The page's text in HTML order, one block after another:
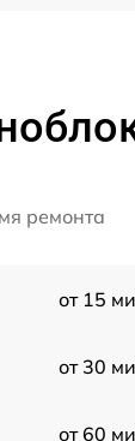
ремонта
от 15
от 30
от 60